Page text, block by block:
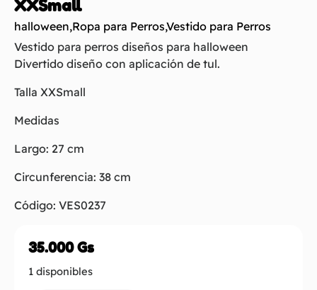
XXSmall
halloween,Ropa para Perros,Vestido para Perros
Vestido para perros diseños para halloween
Divertido diseño con aplicación de tul.
Talla XXSmall
Medidas
Largo: 27 cm
Circunferencia: 38 cm
Código: VES0237
35.000Gs
1 disponibles